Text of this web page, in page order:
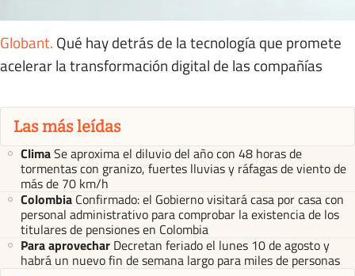
Globant. Qué hay detrás de la tecnología que promete
acelerar la transformación digital de las compañías
Las más leídas
ClimaSe aproxima el diluvio del año con 48 horas de
tormentas con granizo, fuertes lluvias y ráfagas de viento de
más de 70 km/h
Colombia Confirmado: el Gobierno visitará casa por casa con
personal administrativo para comprobar la existencia de los
titulares de pensiones en Colombia
Para aprovechar Decretan feriado el lunes 10 de agosto y
habrá un nuevo fin de semana largo para miles de personas